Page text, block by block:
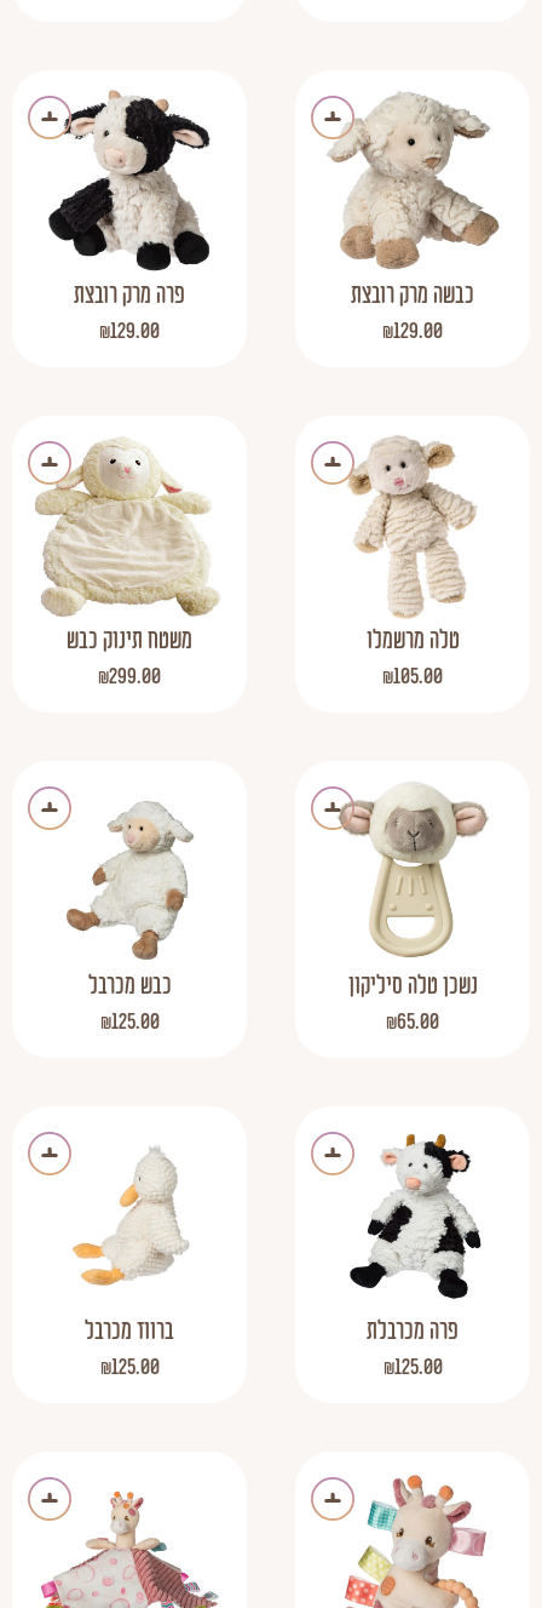
₪129.00
כבשה מרק רובצת
₪129.00
פרה מרק רובצת
₪105.00
טלה מרשמלו
₪299.00
משטח תינוק כבש
₪65.00
נשכן טלה סיליקון
₪125.00
כבש מכרבל
₪125.00
פרה מכרבלת
₪125.00
ברווז מכרבל